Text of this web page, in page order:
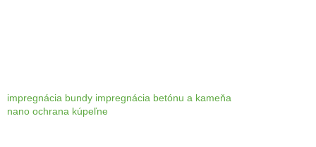
impregnácia bundy impregnácia betónu a kameňa
nano ochrana kúpeľne